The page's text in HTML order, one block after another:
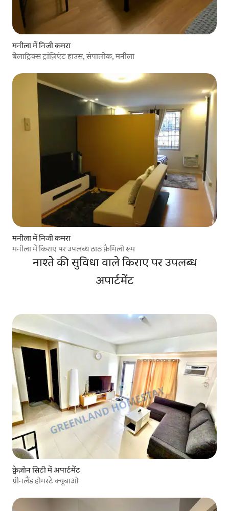
मनीला में निजी कमरा
बेलाट्रिक्स ट्रांज़िएंट हाउस, संपालोक, मनीला
मनीला में निजी कमरा
मनीला में किराए पर उपलब्ध ठाठ फ़ैमिली रूम
नाश्ते की सुविधा वाले किराए पर उपलब्ध
अपार्टमेंट
क्वेज़ोन सिटी में अपार्टमेंट
ग्रीनलैंड होमस्टे क्यूबाओ